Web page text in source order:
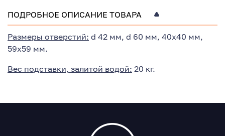
ПОДРОБНОЕ ОПИСАНИЕ ТОВАРА
Размеры отверстий: d 42 мм, d 60 мм, 40х40 мм,
59х59 мм.
Вес подставки, залитой водой: 20 кг.